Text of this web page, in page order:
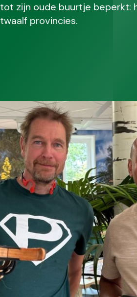
zijn oude buurtje beperkt:
provincies.